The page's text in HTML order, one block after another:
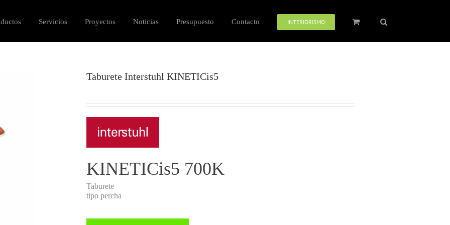
Servicios Proyectos Noticias Presupuesto Contacto INTERIORISMO
Taburete Interstuhl KINETICis5
KINETICis5 700K
Taburete
tipo percha